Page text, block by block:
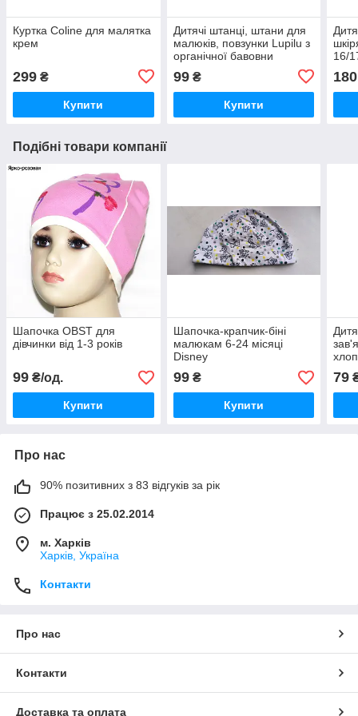
Куртка Coline для малятка
крем
299 ₴
Купити
Дитячі штанці, штани для
малюків, повзунки Lupilu з
органічної бавовни
99₴
Купити
16/
180
Подібні товари компанії
Шапочка OBST для
дівчинки від 1-3 років
99 ₴/од.
Купити
Шапочка-крапчик-біні
малюкам 6-24 місяці
Disney
99₴
Купити
79
Про нас
90% позитивних з 83 відгуків за рік
Працює з 25.02.2014
м. Харків
Харків, Україна
Контакти
Про нас
Контакти
Доставка та оплата